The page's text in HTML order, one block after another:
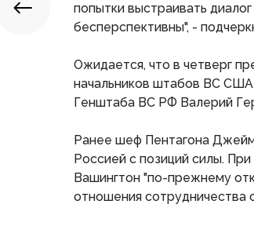
попытки выстраивать
бесперспективны", -
Ожидается, что в четверг
начальников штабов ВС
Генштаба ВС РФ Валерий
Ранее шеф Пентагона
Россией с позиций силы.
Вашингтон "по-прежнему
отношения сотрудничества